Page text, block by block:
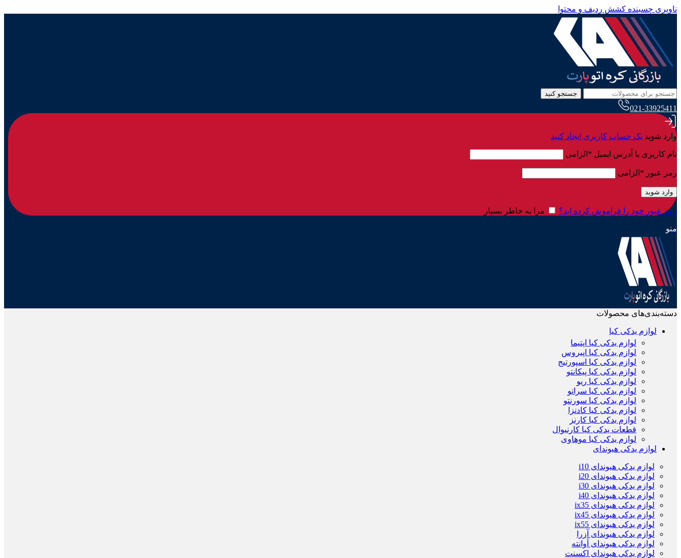
ناوبری چسبنده کشش ردیف و محتوا
جستجو کنید
021-33925411
وارد شوید یک حساب کاربری ایجاد کنید
نام کاربری یا آدرس ایمیل * الزامی
رمز عبور * الزامی
وارد شوید
رمز عبور خود را فراموش کرده اید؟ مرا به خاطر بسپار
منو
دسته‌بندی‌های محصولات
لوازم یدکی کیا
لوازم یدکی کیا اپتیما
لوازم یدکی کیا اپیروس
لوازم یدکی کیا اسپورتیج
لوازم یدکی کیا پیکانتو
لوازم یدکی کیا ریو
لوازم یدکی کیا سراتو
لوازم یدکی کیا سورنتو
لوازم یدکی کیا کادنزا
لوازم یدکی کیا کارنز
قطعات یدکی کیا کارنیوال
لوازم یدکی کیا موهاوی
لوازم یدکی هیوندای
لوازم یدکی هیوندای i10
لوازم یدکی هیوندای i20
لوازم یدکی هیوندای i30
لوازم یدکی هیوندای i40
لوازم یدکی هیوندای ix35
لوازم یدکی هیوندای ix45
لوازم یدکی هیوندای ix55
لوازم یدکی هیوندای آزرا
لوازم یدکی هیوندای آوانته
لوازم یدکی هیوندای اکسنت